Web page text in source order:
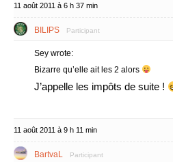
11 août 2011 à 6 h 37 min
BILIPS Participant
Sey wrote:
Bizarre qu’elle ait les 2 alors
J’appelle les impôts de suite !
11 août 2011 à 9 h 11 min
BartvaL Participant